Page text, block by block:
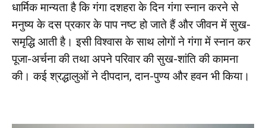
धार्मिक मान्यता है कि गंगा दशहरा के दिन गंगा स्नान करने से
मनुष्य के दस प्रकार के पाप नष्ट हो जाते हैं और जीवन में सुख-
समृद्धि आती है। इसी विश्वास के साथ लोगों ने गंगा में स्नान कर
पूजा-अर्चना की तथा अपने परिवार की सुख-शांति की कामना
की। कई श्रद्धालुओं ने दीपदान, दान-पुण्य और हवन भी किया।